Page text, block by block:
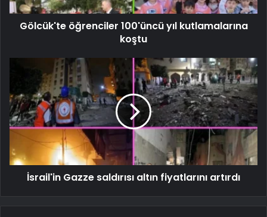
Gölcük'te öğrenciler 100'üncü yıl kutlamalarına
koştu
İsrail'in Gazze saldırısı altın fiyatlarını artırdı